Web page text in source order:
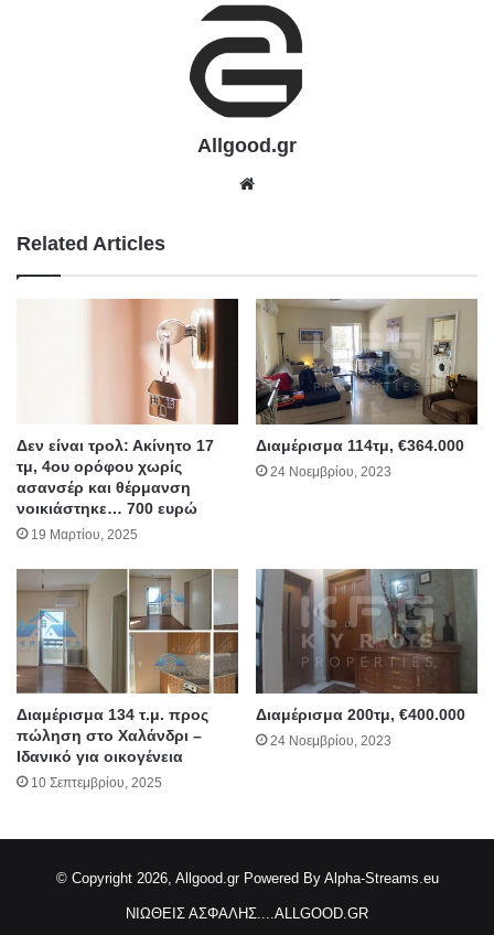
Allgood.gr
Related Articles
Δεν είναι τρολ: Ακίνητο 17
τμ, 4ου ορόφου χωρίς
ασανσέρ και θέρμανση
νοικιάστηκε… 700 ευρώ
19 Μαρτίου, 2025
Διαμέρισμα 114τμ, €364.000
24 Νοεμβρίου, 2023
Διαμέρισμα 134 τ.μ. προς
πώληση στο Χαλάνδρι –
Ιδανικό για οικογένεια
10 Σεπτεμβρίου, 2025
Διαμέρισμα 200τμ, €400.000
24 Νοεμβρίου, 2023
© Copyright 2026, Allgood.gr Powered By Alpha-Streams.eu
ΝΙΩΘΕΙΣ ΑΣΦΑΛΗΣ....ALLGOOD.GR